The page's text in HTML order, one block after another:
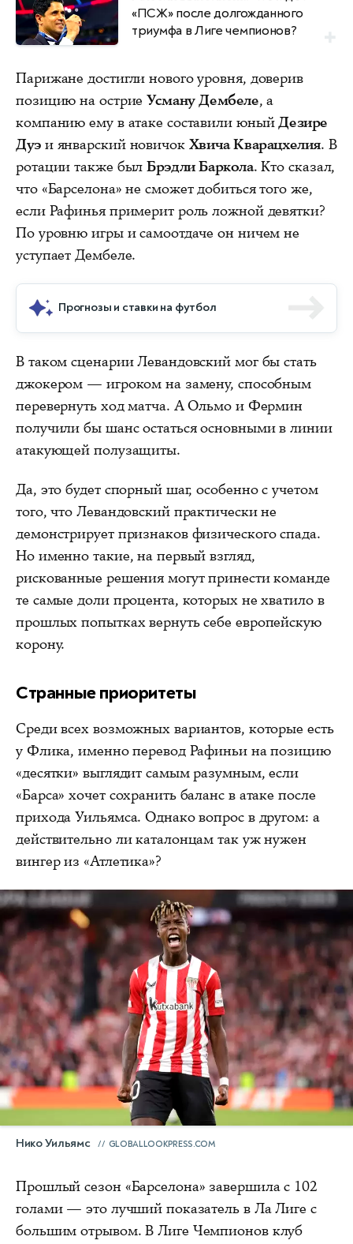
«ПСЖ» после долгожданного
триумфа в Лиге чемпионов?
Парижане достигли нового уровня, доверив
позицию на остриеУсману Дембеле, а
компанию ему в атаке составили юныйДезире
Дуэи январский новичок Хвича Кварацхелия. В
ротации также былБрэдли Баркола. Кто сказал,
что «Барселона» не сможет добиться того же,
если Рафинья примерит роль ложной девятки?
По уровню игры и самоотдаче он ничем не
уступает Дембеле.
Прогнозы и ставки на футбол
В таком сценарии Левандовский мог бы стать
джокером — игроком на замену, способным
перевернуть ход матча. А Ольмо и Фермин
получили бы шанс остаться основными в линии
атакующей полузащиты.
Да, это будет спорный шаг, особенно с учетом
того, что Левандовский практически не
демонстрирует признаков физического спада.
Но именно такие, на первый взгляд,
рискованные решения могут принести команде
те самые доли процента, которых не хватило в
прошлых попытках вернуть себе европейскую
корону.
Странные приоритеты
Среди всех возможных вариантов, которые есть
у Флика, именно перевод Рафиньи на позицию
«десятки» выглядит самым разумным, если
«Барса» хочет сохранить баланс в атаке после
прихода Уильямса. Однако вопрос в другом: а
действительно ли каталонцам так уж нужен
вингер из «Атлетика»?
Нико Уильямс GLOBALLOOKPRESS.COM
Прошлый сезон «Барселона» завершила с 102
голами — это лучший показатель в Ла Лиге с
большим отрывом. В Лиге Чемпионов клуб